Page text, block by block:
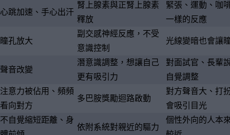
心跳加速、手心出汗
腎上腺素與正腎上腺素
釋放
緊張、運動、咖
一樣的反應
瞳孔放大
副交感神經反應，不受
意識控制
光線變暗也會讓
聲音改變
潛意識調整，想讓自己
更有吸引力
對面試官、長輩
自覺調整
注意力被佔用、頻頻
看向對方
多巴胺獎勵迴路啟動
對方聲音大、打
會吸引目光
不自覺縮短距離、身
依附系統對親近的驅力
個性外向的人本